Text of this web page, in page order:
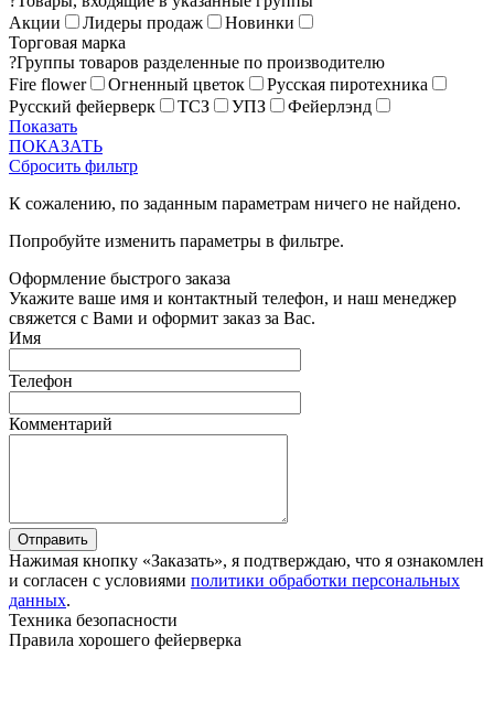
Акции
Лидеры продаж
Новинки
Торговая марка
?Группы товаров разделенные по производителю
Fire flower
Огненный цветок
Русская пиротехника
Русский фейерверк
ТСЗ УПЗ
Фейерлэнд
Показать
ПОКАЗАТЬ
Сбросить фильтр
К сожалению, по заданным параметрам ничего не найдено.
Попробуйте изменить параметры в фильтре.
Оформление быстрого заказа
Укажите ваше имя и контактный телефон, и наш менеджер
свяжется с Вами и оформит заказ за Вас.
Имя
Телефон
Комментарий
Отправить
Нажимая кнопку «Заказать», я подтверждаю, что я ознакомлен
и согласен с условиями политики обработки персональных
данных.
Техника безопасности
Правила хорошего фейерверка